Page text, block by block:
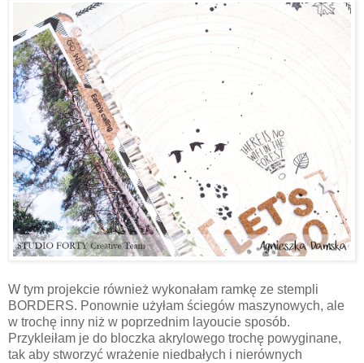
W tym projekcie również wykonałam ramkę ze stempli
BORDERS. Ponownie użyłam ściegów maszynowych, ale
w trochę inny niż w poprzednim layoucie sposób.
Przykleiłam je do bloczka akrylowego trochę powyginane,
tak aby stworzyć wrażenie niedbałych i nierównych